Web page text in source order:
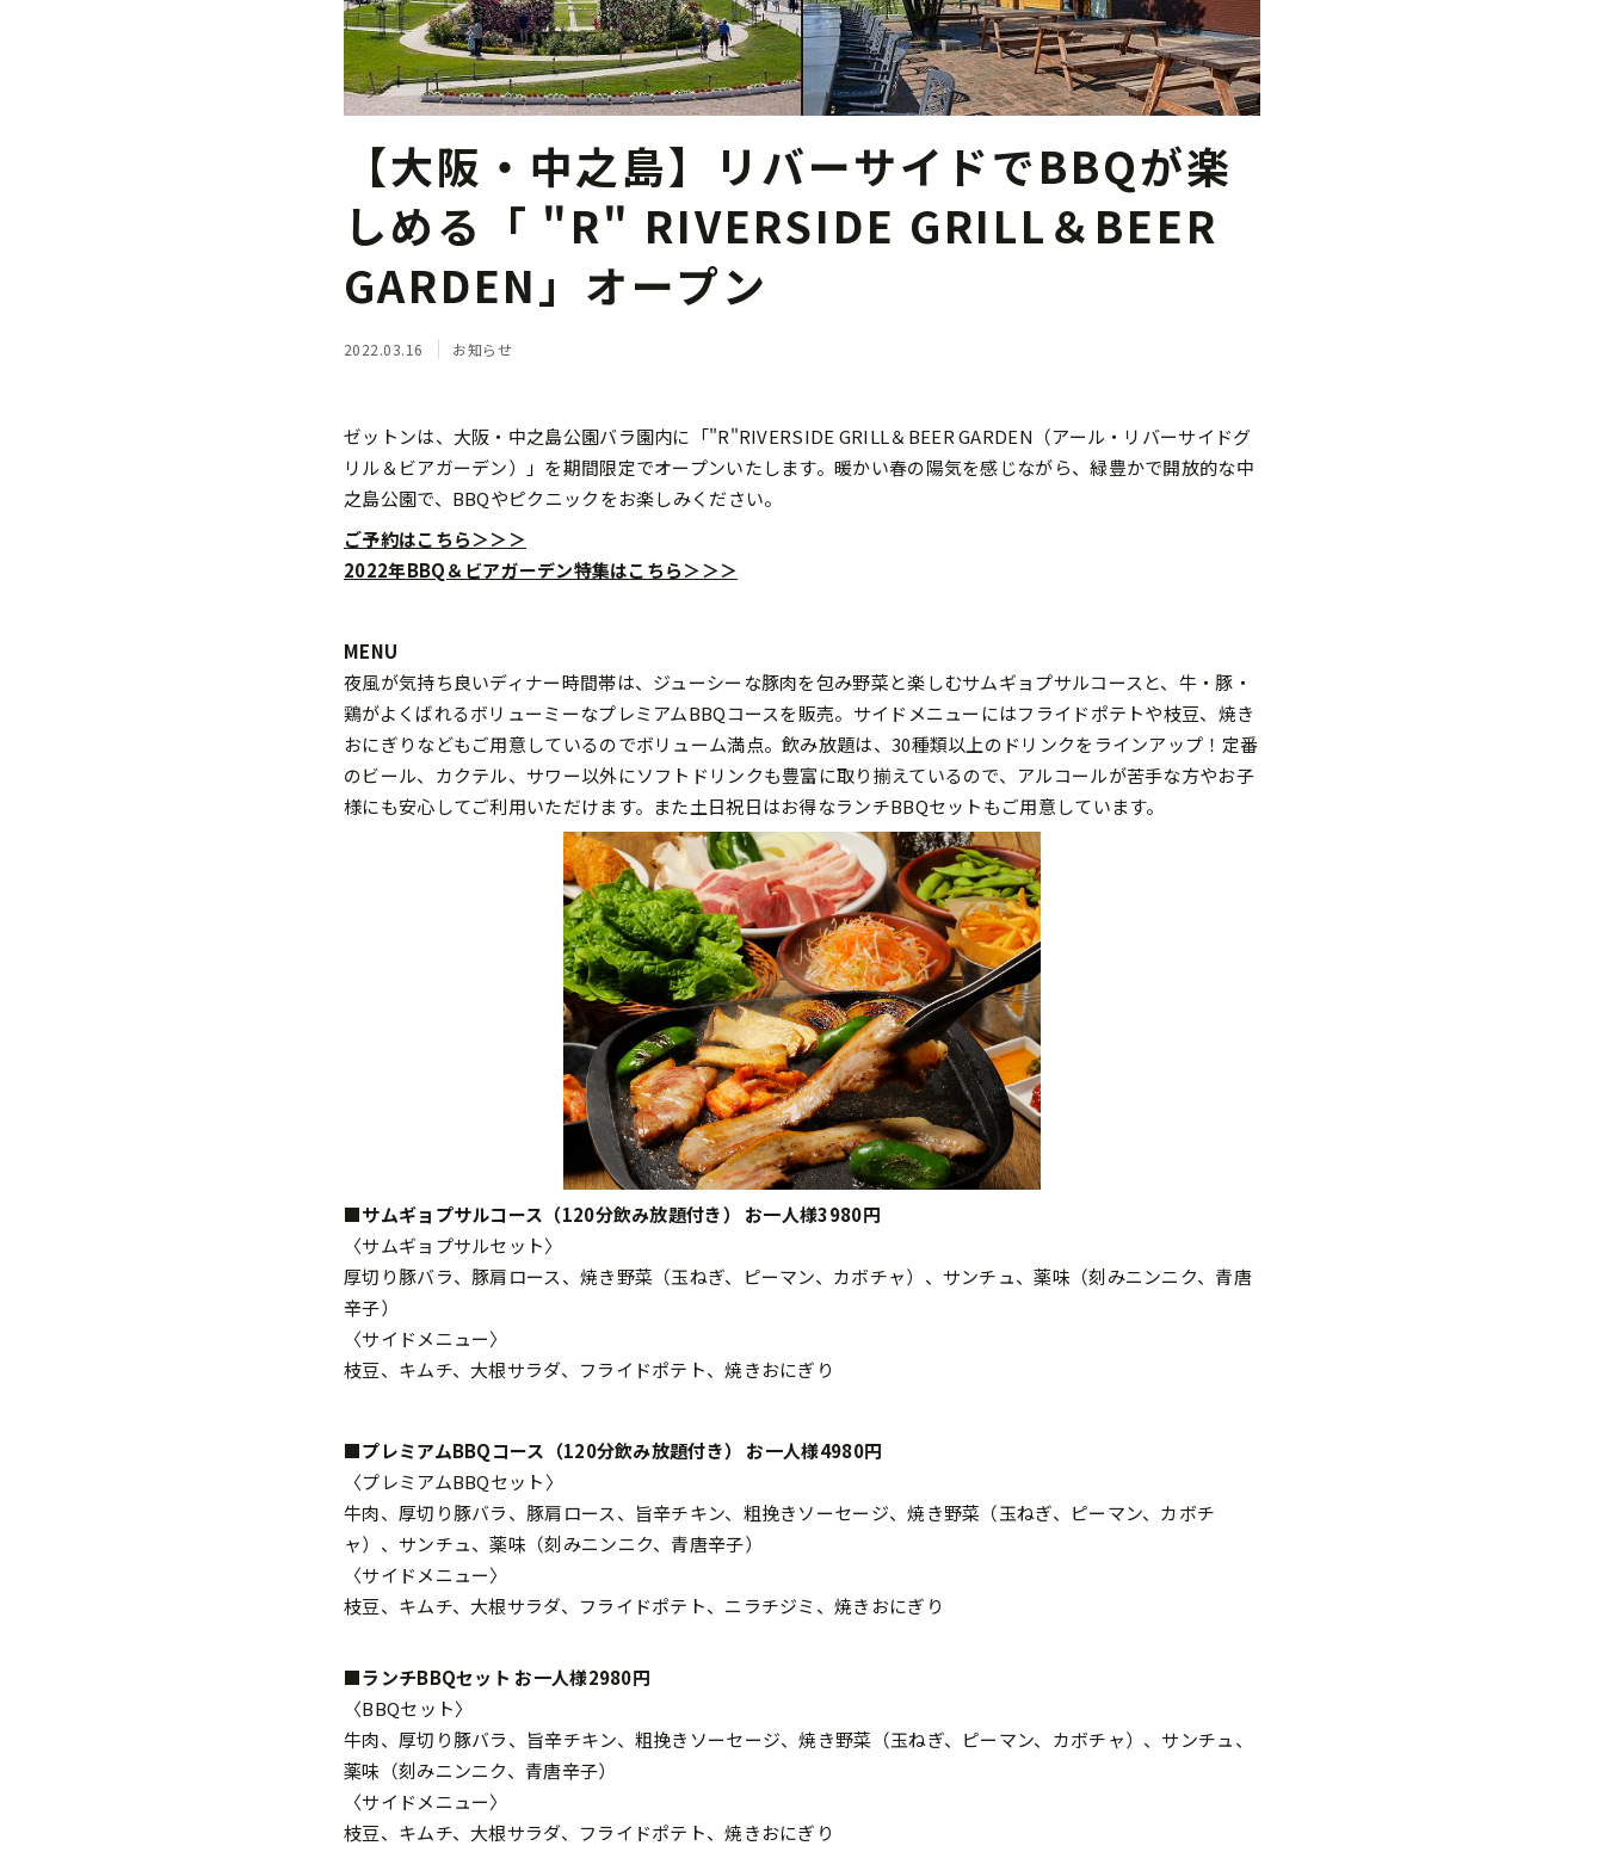
【⼤阪・中之島】リバーサイドでBBQが楽
しめる「 "R" RIVERSIDE GRILL＆BEER
GARDEN」オープン
2022.03.16 お知らせ
ゼットンは、大阪・中之島公園バラ園内に「"R"RIVERSIDE GRILL＆BEER GARDEN（アール・リバーサイドグ
リル＆ビアガーデン）」を期間限定でオープンいたします。暖かい春の陽気を感じながら、緑豊かで開放的な中
之島公園で、BBQやピクニックをお楽しみください。
ご予約はこちら＞＞＞
2022年BBQ＆ビアガーデン特集はこちら＞＞＞
MENU
夜風が気持ち良いディナー時間帯は、ジューシーな豚肉を包み野菜と楽しむサムギョプサルコースと、牛・豚・
鶏がよくばれるボリューミーなプレミアムBBQコースを販売。サイドメニューにはフライドポテトや枝豆、焼き
おにぎりなどもご用意しているのでボリューム満点。飲み放題は、30種類以上のドリンクをラインアップ！定番
のビール、カクテル、サワー以外にソフトドリンクも豊富に取り揃えているので、アルコールが苦手な方やお子
様にも安心してご利用いただけます。また土日祝日はお得なランチBBQセットもご用意しています。
■サムギョプサルコース（120分飲み放題付き） お一人様3980円
〈サムギョプサルセット〉
厚切り豚バラ、豚肩ロース、焼き野菜（玉ねぎ、ピーマン、カボチャ）、サンチュ、薬味（刻みニンニク、青唐
辛子）
〈サイドメニュー〉
枝豆、キムチ、大根サラダ、フライドポテト、焼きおにぎり
■プレミアムBBQコース（120分飲み放題付き） お一人様4980円
〈プレミアムBBQセット〉
牛肉、厚切り豚バラ、豚肩ロース、旨辛チキン、粗挽きソーセージ、焼き野菜（玉ねぎ、ピーマン、カボチ
ャ）、サンチュ、薬味（刻みニンニク、青唐辛子）
〈サイドメニュー〉
枝豆、キムチ、大根サラダ、フライドポテト、ニラチジミ、焼きおにぎり
■ランチBBQセット お一人様2980円
〈BBQセット〉
牛肉、厚切り豚バラ、旨辛チキン、粗挽きソーセージ、焼き野菜（玉ねぎ、ピーマン、カボチャ）、サンチュ、
薬味（刻みニンニク、青唐辛子）
〈サイドメニュー〉
枝豆、キムチ、大根サラダ、フライドポテト、焼きおにぎり